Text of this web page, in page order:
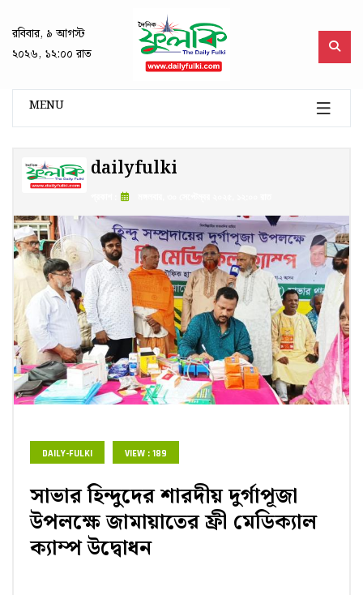
রবিবার, ৯ আগস্ট
২০২৬, ১২:০০ রাত
MENU
dailyfulki
DAILY-FULKI VIEW : 189
সাভার হিন্দুদের শারদীয় দুর্গাপূজা
উপলক্ষে জামায়াতের ফ্রী মেডিক্যাল
ক্যাম্প উদ্বোধন